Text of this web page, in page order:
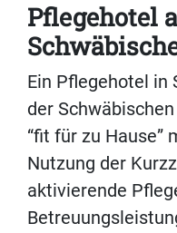
Pflegehotel
Ein Pflegehotel in
der
“fit für zu Hause”
Nutzung der
aktivierende